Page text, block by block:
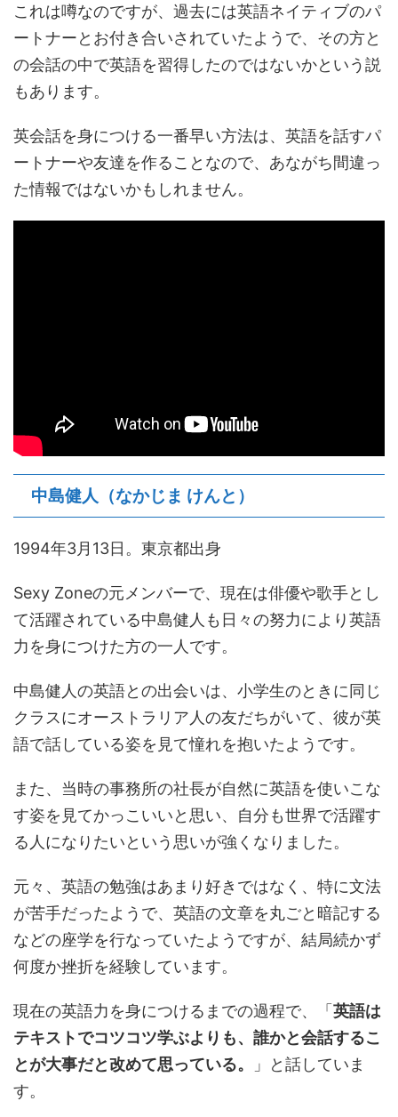
これは噂なのですが、過去には英語ネイティブのパ
ートナーとお付き合いされていたようで、その方と
の会話の中で英語を習得したのではないかという説
もあります。
英会話を身につける一番早い方法は、英語を話すパ
ートナーや友達を作ることなので、あながち間違っ
た情報ではないかもしれません。
中島健人（なかじま けんと）
1994年3月13日。東京都出身
Sexy Zoneの元メンバーで、現在は俳優や歌手とし
て活躍されている中島健人も日々の努力により英語
力を身につけた方の一人です。
中島健人の英語との出会いは、小学生のときに同じ
クラスにオーストラリア人の友だちがいて、彼が英
語で話している姿を見て憧れを抱いたようです。
また、当時の事務所の社長が自然に英語を使いこな
す姿を見てかっこいいと思い、自分も世界で活躍す
る人になりたいという思いが強くなりました。
元々、英語の勉強はあまり好きではなく、特に文法
が苦手だったようで、英語の文章を丸ごと暗記する
などの座学を行なっていたようですが、結局続かず
何度か挫折を経験しています。
現在の英語力を身につけるまでの過程で、「 英語は
テキストでコツコツ学ぶよりも、誰かと会話するこ
とが大事だと改めて思っている。
」と話していま
す。